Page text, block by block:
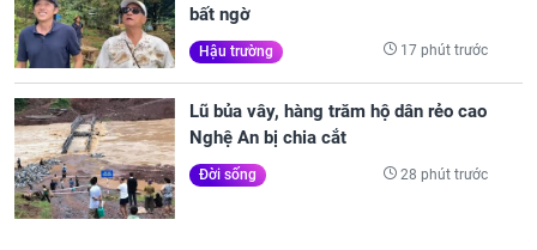
bất ngờ
Hậu trường 17 phút trước
Lũ bủa vây, hàng trăm hộ dân rẻo cao
Nghệ An bị chia cắt
Đời sống 28 phút trước